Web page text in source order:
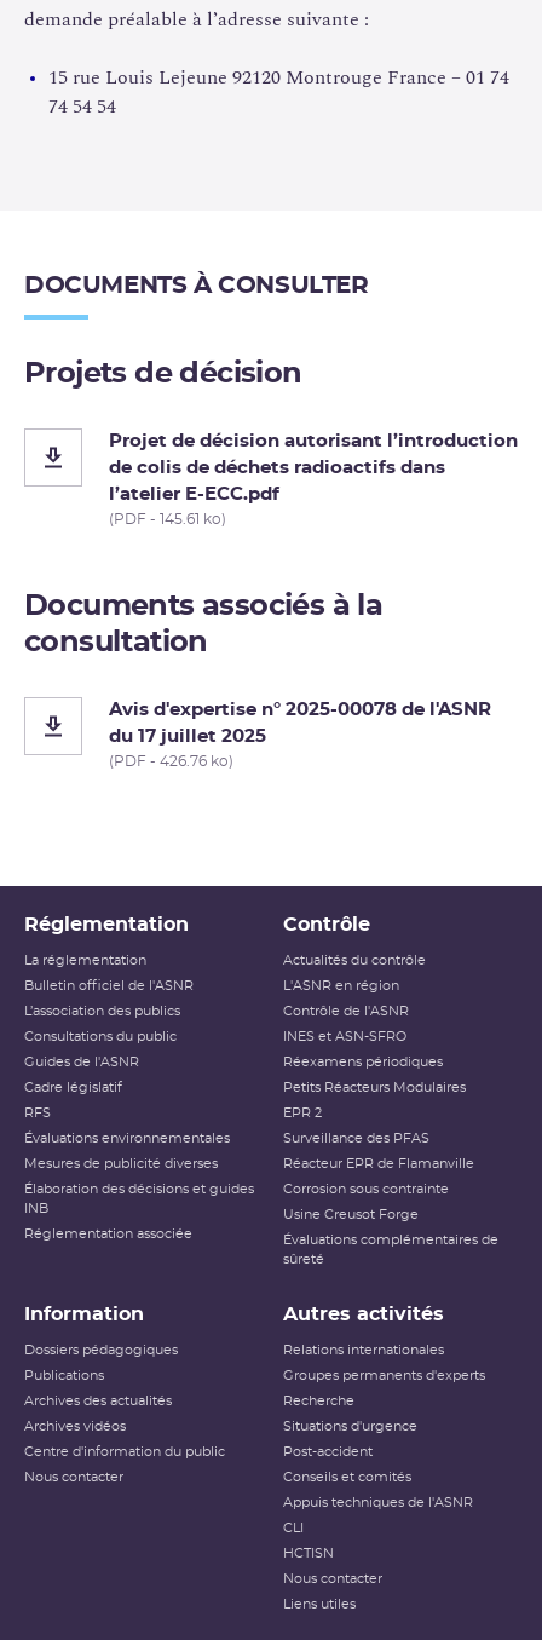
demande préalable à l’adresse suivante :
15 rue Louis Lejeune 92120 Montrouge France – 01 74
74 54 54
DOCUMENTS À CONSULTER
Projets de décision
Projet de décision autorisant l’introduction
de colis de déchets radioactifs dans
l’atelier E-ECC.pdf
(PDF - 145.61 ko)
Documents associés à la
consultation
Avis d'expertise n° 2025-00078 de l'ASNR
du 17 juillet 2025
(PDF - 426.76 ko)
Réglementation
La réglementation
Bulletin officiel de l'ASNR
L’association des publics
Consultations du public
Guides de l'ASNR
Cadre législatif
RFS
Évaluations environnementales
Mesures de publicité diverses
Élaboration des décisions et guides
INB
Réglementation associée
Contrôle
Actualités du contrôle
L'ASNR en région
Contrôle de l'ASNR
INES et ASN-SFRO
Réexamens périodiques
Petits Réacteurs Modulaires
EPR 2
Surveillance des PFAS
Réacteur EPR de Flamanville
Corrosion sous contrainte
Usine Creusot Forge
Évaluations complémentaires de
sûreté
Information
Dossiers pédagogiques
Publications
Archives des actualités
Archives vidéos
Centre d'information du public
Nous contacter
Autres activités
Relations internationales
Groupes permanents d'experts
Recherche
Situations d'urgence
Post-accident
Conseils et comités
Appuis techniques de l'ASNR
CLI
HCTISN
Nous contacter
Liens utiles